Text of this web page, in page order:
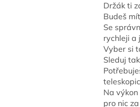
Držák ti
Budeš
Se
rychleji a
Vyber si
Sleduj
Na
pro nic